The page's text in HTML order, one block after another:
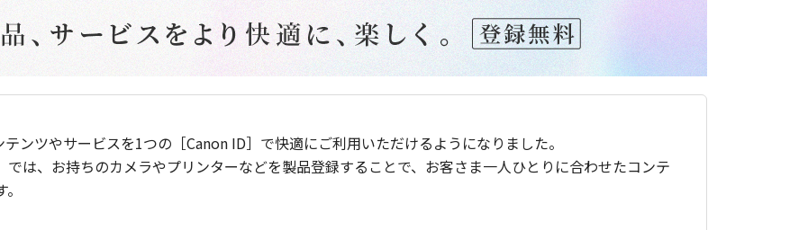
ンツやサービスを1つの［Canon ID］で快適にご利用いただけるようになりました。
は、お持ちのカメラやプリンターなどを製品登録することで、お客さま一人ひとりに合わせたコンテ